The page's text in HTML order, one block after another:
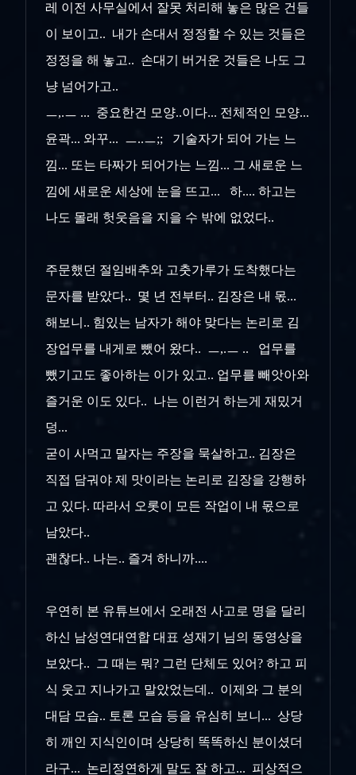
레 이전 사무실에서 잘못 처리해 놓은 많은 건들
이 보이고.. 내가 손대서 정정할 수 있는 것들은
정정을 해 놓고.. 손대기 버거운 것들은 나도 그
냥 넘어가고..
ㅡ,.ㅡ ... 중요한건 모양..이다... 전체적인 모양...
윤곽... 와꾸... ㅡ..ㅡ;; 기술자가 되어 가는 느
낌... 또는 타짜가 되어가는 느낌... 그 새로운 느
낌에 새로운 세상에 눈을 뜨고... 하.... 하고는
나도 몰래 헛웃음을 지을 수 밖에 없었다..
주문했던 절임배추와 고춧가루가 도착했다는
문자를 받았다.. 몇 년 전부터.. 김장은 내 몫...
해보니.. 힘있는 남자가 해야 맞다는 논리로 김
장업무를 내게로 뺐어 왔다.. ㅡ,.ㅡ .. 업무를
뺐기고도 좋아하는 이가 있고.. 업무를 빼앗아와
즐거운 이도 있다.. 나는 이런거 하는게 재밌거
덩...
굳이 사먹고 말자는 주장을 묵살하고.. 김장은
직접 담궈야 제 맛이라는 논리로 김장을 강행하
고 있다. 따라서 오롯이 모든 작업이 내 몫으로
남았다..
괜찮다.. 나는.. 즐겨 하니까....
우연히 본 유튜브에서 오래전 사고로 명을 달리
하신 남성연대연합 대표 성재기 님의 동영상을
보았다.. 그 때는 뭐? 그런 단체도 있어? 하고 피
식 웃고 지나가고 말았었는데.. 이제와 그 분의
대담 모습.. 토론 모습 등을 유심히 보니... 상당
히 깨인 지식인이며 상당히 똑똑하신 분이셨더
라구... 논리정연하게 말도 잘 하고... 피상적으